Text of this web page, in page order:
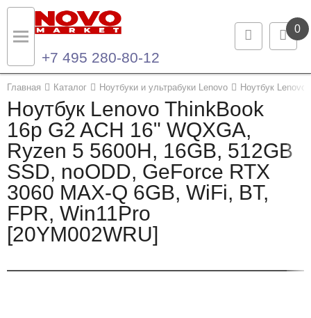
0
+7 495 280-80-12
Главная Каталог Ноутбуки и ультрабуки Lenovo Ноутбук Lenovo
Ноутбук Lenovo ThinkBook
16p G2 ACH 16" WQXGA,
Ryzen 5 5600H, 16GB, 512GB
SSD, noODD, GeForce RTX
3060 MAX-Q 6GB, WiFi, BT,
FPR, Win11Pro
[20YM002WRU]
Назад
Каталог продукции
Ноутбуки и ультрабуки
Компьютеры
Моноблоки
Серверы и СХД
Назад
Контакты
Контактная информация